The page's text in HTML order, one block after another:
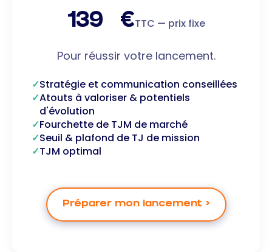
139 €TTC — prix fixe
Pour réussir votre lancement.
Stratégie et communication conseillées
Atouts à valoriser & potentiels
d'évolution
Fourchette de TJM de marché
Seuil & plafond de TJ de mission
TJM optimal
Préparer mon lancement >